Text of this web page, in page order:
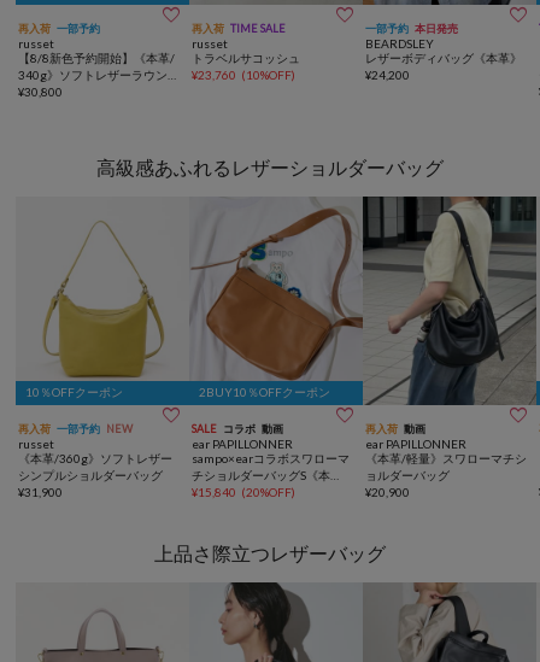
再入荷 一部予約 
russet
【8/8新色予約開始】《本革/
340g》ソフトレザーラウンド
ショルダーバッグ
¥30,800
再入荷 TIME SALE 
russet
トラベルサコッシュ
¥23,760 (10%OFF)
一部予約 本日発売 
BEARDSLEY
レザーボディバッグ《本革》
¥24,200
高級感あふれるレザーショルダーバッグ
10％OFFクーポン
再入荷 一部予約 NEW 
russet
《本革/360g》ソフトレザー
シンプルショルダーバッグ
¥31,900
2BUY10％OFFクーポン
SALE コラボ 動画 
ear PAPILLONNER
sampo×earコラボスワローマ
チショルダーバッグS《本
革》
¥15,840 (20%OFF)
再入荷 動画 
ear PAPILLONNER
《本革/軽量》スワローマチシ
ョルダーバッグ
¥20,900
上品さ際立つレザーバッグ